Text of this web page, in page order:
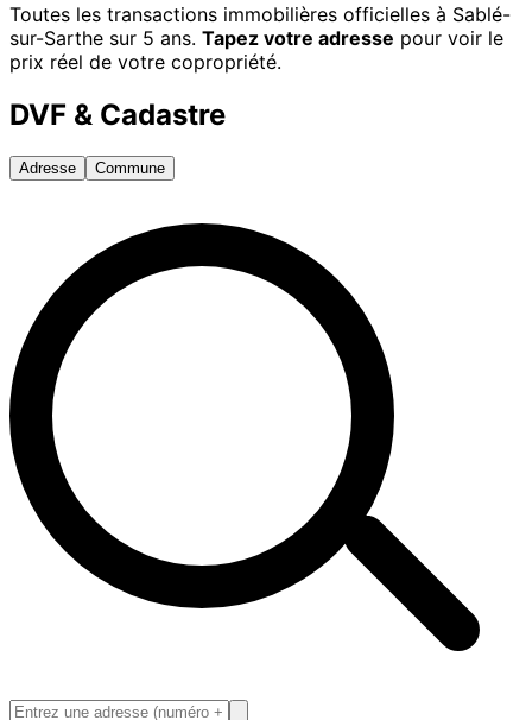
Toutes les transactions immobilières officielles à Sablé-
sur-Sarthe sur 5 ans. Tapez votre adresse pour voir le
prix réel de votre copropriété.
DVF & Cadastre
Adresse Commune